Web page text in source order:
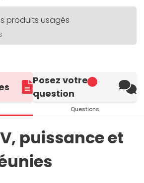
produits usagés
Posez votre
question
Questions
puissance et